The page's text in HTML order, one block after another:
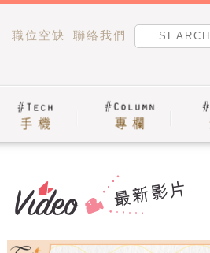
職位空缺 聯絡我們